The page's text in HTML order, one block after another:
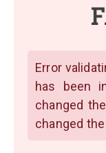
Error
has been
changed
changed